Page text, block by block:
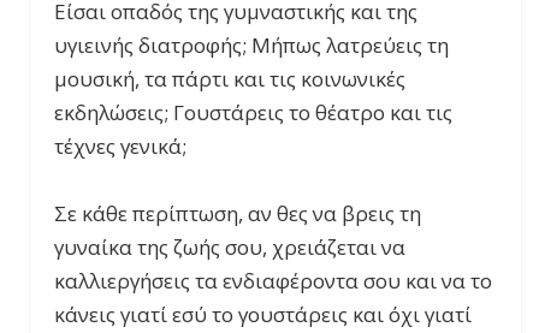
Είσαι οπαδός της γυμναστικής και της
υγιεινής διατροφής; Μήπως λατρεύεις τη
μουσική, τα πάρτι και τις κοινωνικές
εκδηλώσεις; Γουστάρεις το θέατρο και τις
τέχνες γενικά;
Σε κάθε περίπτωση, αν θες να βρεις τη
γυναίκα της ζωής σου, χρειάζεται να
καλλιεργήσεις τα ενδιαφέροντα σου και να το
κάνεις γιατί εσύ το γουστάρεις και όχι γιατί